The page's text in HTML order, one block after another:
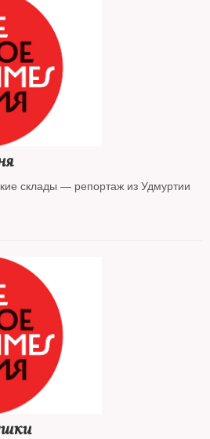
склады — репортаж из Удмуртии